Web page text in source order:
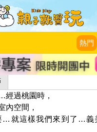
熱門
工廠
經過桃園時，
內空間，
…就這樣我們來到了…義